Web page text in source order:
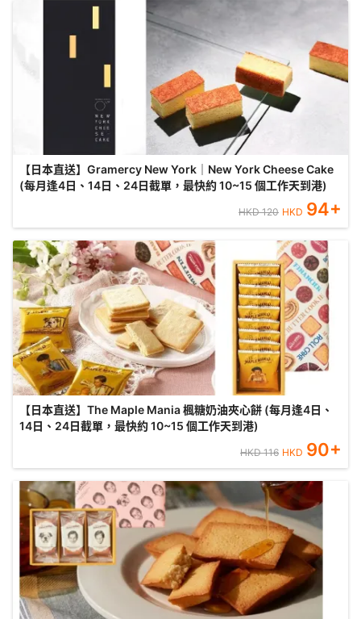
【日本直送】Gramercy New York｜New York Cheese Cake
(每月逢4日、14日、24日截單，最快約 10~15 個工作天到港)
HKD120 HKD 94+
【日本直送】The Maple Mania 楓糖奶油夾心餅 (每月逢4日、
14日、24日截單，最快約 10~15 個工作天到港)
HKD116 HKD 90+